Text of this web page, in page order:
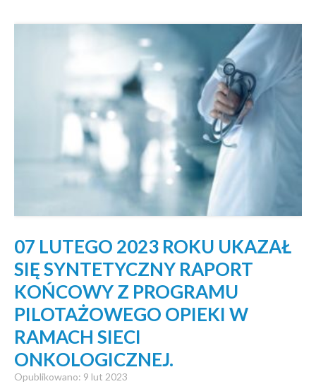
07 LUTEGO 2023 ROKU UKAZAŁ
SIĘ SYNTETYCZNY RAPORT
KOŃCOWY Z PROGRAMU
PILOTAŻOWEGO OPIEKI W
RAMACH SIECI
ONKOLOGICZNEJ.
Opublikowano: 9 lut 2023